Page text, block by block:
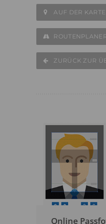
AUF DER
ZURÜCK ZUR
Online